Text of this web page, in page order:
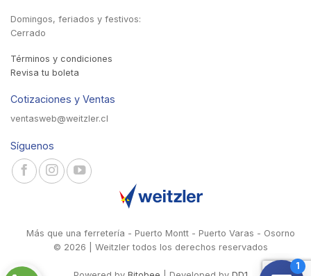
Domingos, feriados y festivos:
Cerrado
Términos y condiciones
Revisa tu boleta
Cotizaciones y Ventas
ventasweb@weitzler.cl
Síguenos
Más que una ferretería - Puerto Montt - Puerto Varas - Osorno
© 2026 | Weitzler todos los derechos reservados